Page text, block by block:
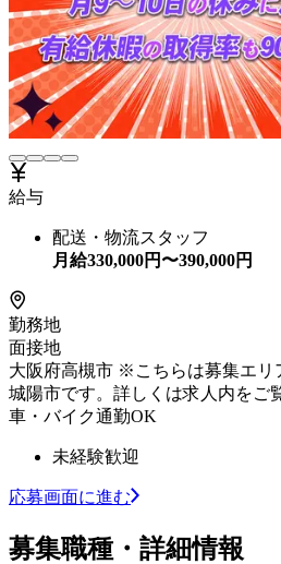
給与
配送・物流スタッフ
月給330,000円〜390,000円
勤務地
面接地
大阪府高槻市 ※こちらは募集エリ
城陽市です。詳しくは求人内をご
車・バイク通勤OK
未経験歓迎
応募画面に進む
募集職種・詳細情報